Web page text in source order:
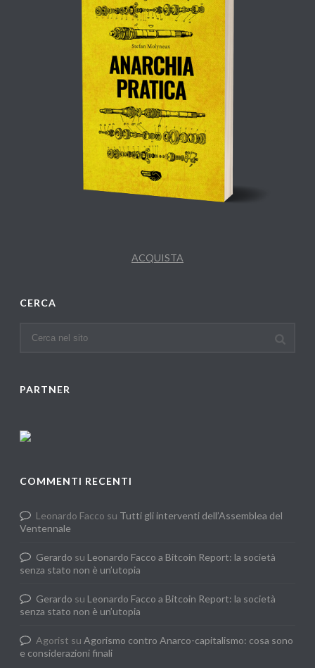
ACQUISTA
CERCA
PARTNER
COMMENTI RECENTI
Leonardo Facco su Tutti gli interventi dell’Assemblea del
Ventennale
Gerardo su Leonardo Facco a Bitcoin Report: la società
senza stato non è un’utopia
Gerardo su Leonardo Facco a Bitcoin Report: la società
senza stato non è un’utopia
Agorist suAgorismo contro Anarco-capitalismo: cosa sono
e considerazioni finali